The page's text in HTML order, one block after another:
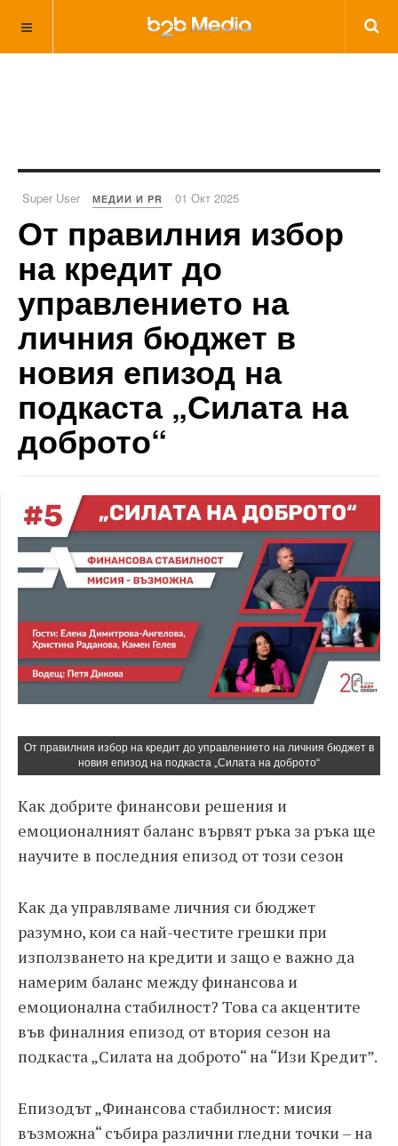
Super User МЕДИИ И PR 01 Окт 2025
От правилния избор
на кредит до
управлението на
личния бюджет в
новия епизод на
подкаста „Силата на
доброто“
От правилния избор на кредит до управлението на личния бюджет в
новия епизод на подкаста „Силата на доброто“
Как добрите финансови решения и
емоционалният баланс вървят ръка за ръка ще
научите в последния епизод от този сезон
Как да управляваме личния си бюджет
разумно, кои са най-честите грешки при
използването на кредити и защо е важно да
намерим баланс между финансова и
емоционална стабилност? Това са акцентите
във финалния епизод от втория сезон на
подкаста „Силата на доброто“ на “Изи Кредит”.
Епизодът „Финансова стабилност: мисия
възможна“ събира различни гледни точки – на